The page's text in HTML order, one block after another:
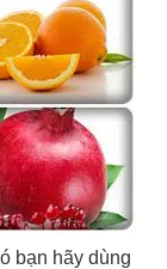
bạn hãy dùng